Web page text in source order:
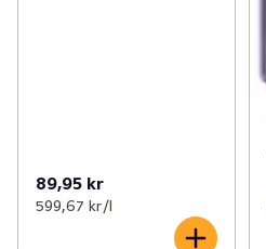
89,95 kr
599,67 kr /l